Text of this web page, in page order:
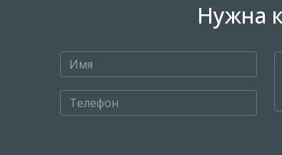
Нужна